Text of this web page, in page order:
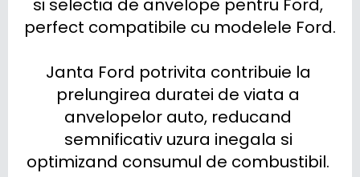
si selectia de anvelope pentru Ford,
perfect compatibile cu modelele Ford.
Janta Ford potrivita contribuie la
prelungirea duratei de viata a
anvelopelor auto, reducand
semnificativ uzura inegala si
optimizand consumul de combustibil.